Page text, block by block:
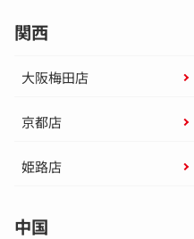
関西
大阪梅田店
京都店
姫路店
中国